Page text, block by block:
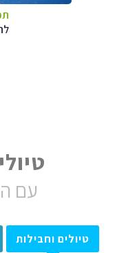
עם
טיולים וחבילות